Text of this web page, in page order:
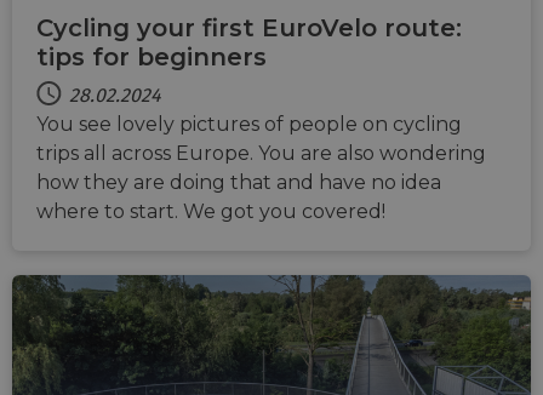
Cycling your first EuroVelo route:
tips for beginners
28.02.2024
You see lovely pictures of people on cycling
trips all across Europe. You are also wondering
how they are doing that and have no idea
where to start. We got you covered!